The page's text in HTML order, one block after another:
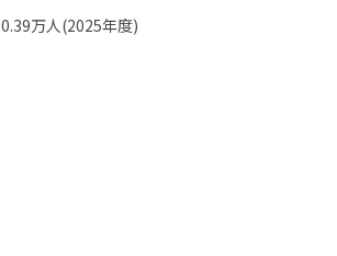
0.39万人(2025年度)